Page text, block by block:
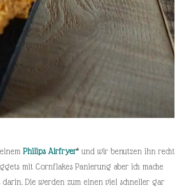
Philips Airfryer*und wir benutzen ihn recht
mit Cornflakes Panierung aber ich mache
darin. Die werden zum einen viel schneller gar